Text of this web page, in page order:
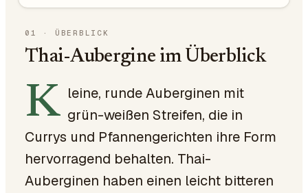
01 · ÜBERBLICK
Thai-Aubergine im Überblick
K leine, runde Auberginen mit
grün-weißen Streifen, die in
Currys und Pfannengerichten ihre Form
hervorragend behalten. Thai-
Auberginen haben einen leicht bitteren